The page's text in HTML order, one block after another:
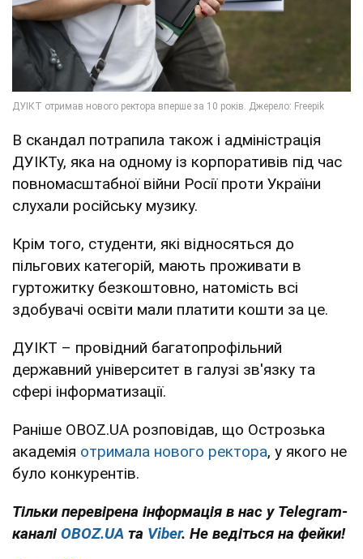
В скандал потрапила також і адміністрація
ДУІКТу, яка на одному із корпоративів під час
повномасштабної війни Росії проти України
слухали російську музику.
Крім того, студенти, які відносяться до
пільгових категорій, мають проживати в
гуртожитку безкоштовно, натомість всі
здобувачі освіти мали платити кошти за це.
ДУІКТ – провідний багатопрофільний
державний університет в галузі зв'язку та
сфері інформатизації.
Раніше OBOZ.UA розповідав, що Острозька
академія отримала нового ректора, у якого не
було конкурентів.
Тільки перевірена інформація в нас у Telegram-
каналі OBOZ.UA та Viber. Не ведіться на фейки!